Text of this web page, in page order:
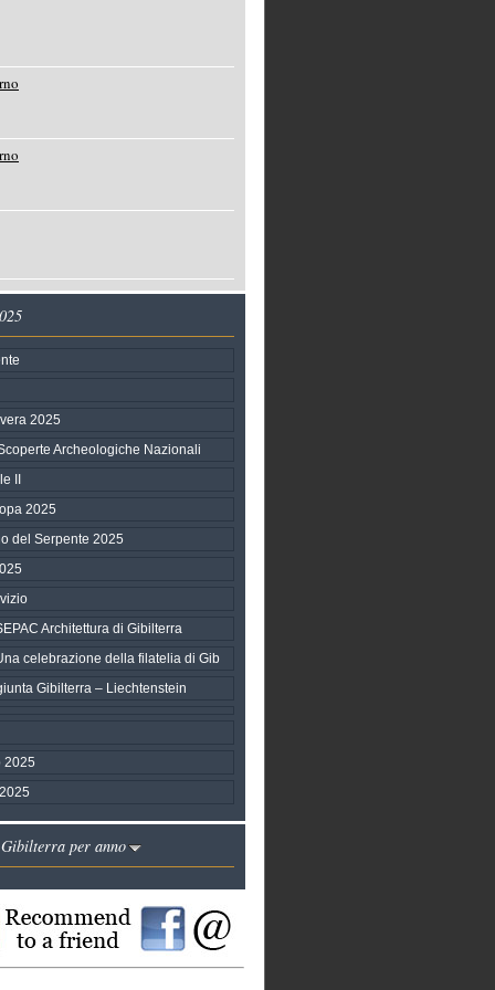
2025
Archeologiche Nazionali
II
2025
del Serpente 2025
Architettura di Gibilterra
celebrazione della filatelia di Gib
Gibilterra – Liechtenstein
2025
per anno